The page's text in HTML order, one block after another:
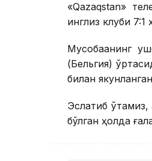
«Qazaqstan»
инглиз клуби 7:1
Мусобақанинг
(Бельгия)
билан
Эслатиб
бўлган ҳолда